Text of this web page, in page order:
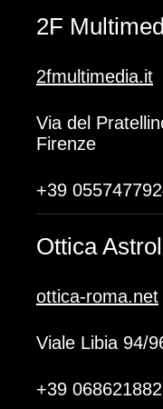
2F
2fmultimedia.it
Via del
Firenze
+39
Ottica
ottica-roma.net
Viale Libia 94/
+39